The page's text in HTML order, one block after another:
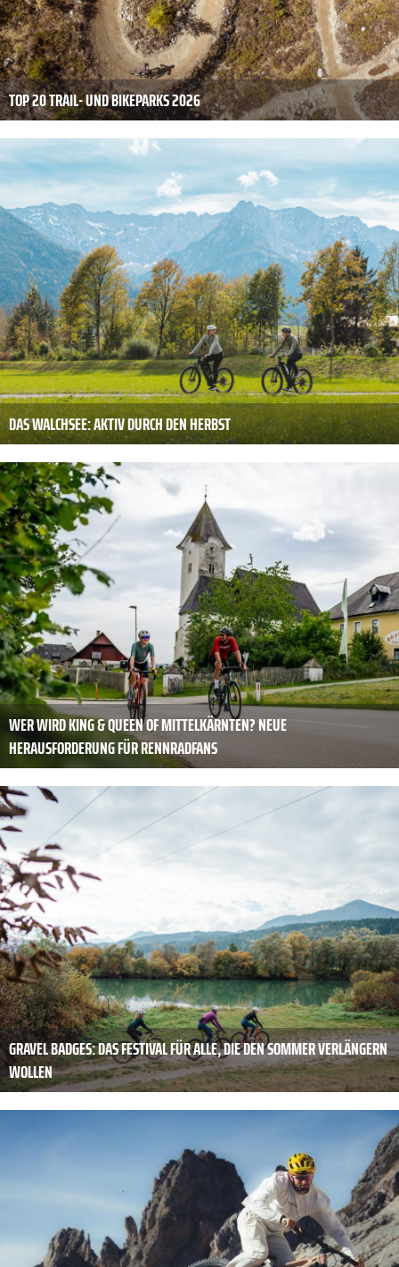
TOP 20 TRAIL- UND BIKEPARKS 2026
DAS WALCHSEE: AKTIV DURCH DEN HERBST
WER WIRD KING & QUEEN OF MITTELKÄRNTEN? NEUE
HERAUSFORDERUNG FÜR RENNRADFANS
GRAVEL BADGES: DAS FESTIVAL FÜR ALLE, DIE DEN SOMMER VERLÄNGERN
WOLLEN